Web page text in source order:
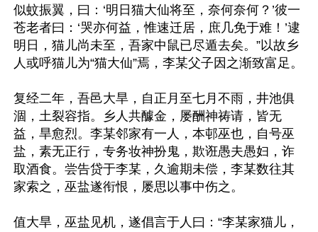
似蚊振翼，曰：‘明日猫大仙将至，奈何奈何？’彼一
苍老者曰：‘哭亦何益，惟速迁居，庶几免于难！’逮
明日，猫儿尚未至，吾家中鼠已尽遁去矣。”以故乡
人或呼猫儿为“猫大仙”焉，李某父子因之渐致富足。
复经二年，吾邑大旱，自正月至七月不雨，井池俱
涸，土裂容指。乡人共醵金，屡酬神祷请，皆无
益，旱愈烈。李某邻家有一人，本邨巫也，自号巫
盐，素无正行，专务妆神扮鬼，欺诳愚夫愚妇，诈
取酒食。尝告贷于李某，久逾期未偿，李某数往其
家索之，巫盐遂衔恨，屡思以事中伤之。
值大旱，巫盐见机，遂倡言于人曰：“李某家猫儿，